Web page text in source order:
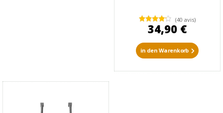
(40 avis)
34,90 €
in den Warenkorb